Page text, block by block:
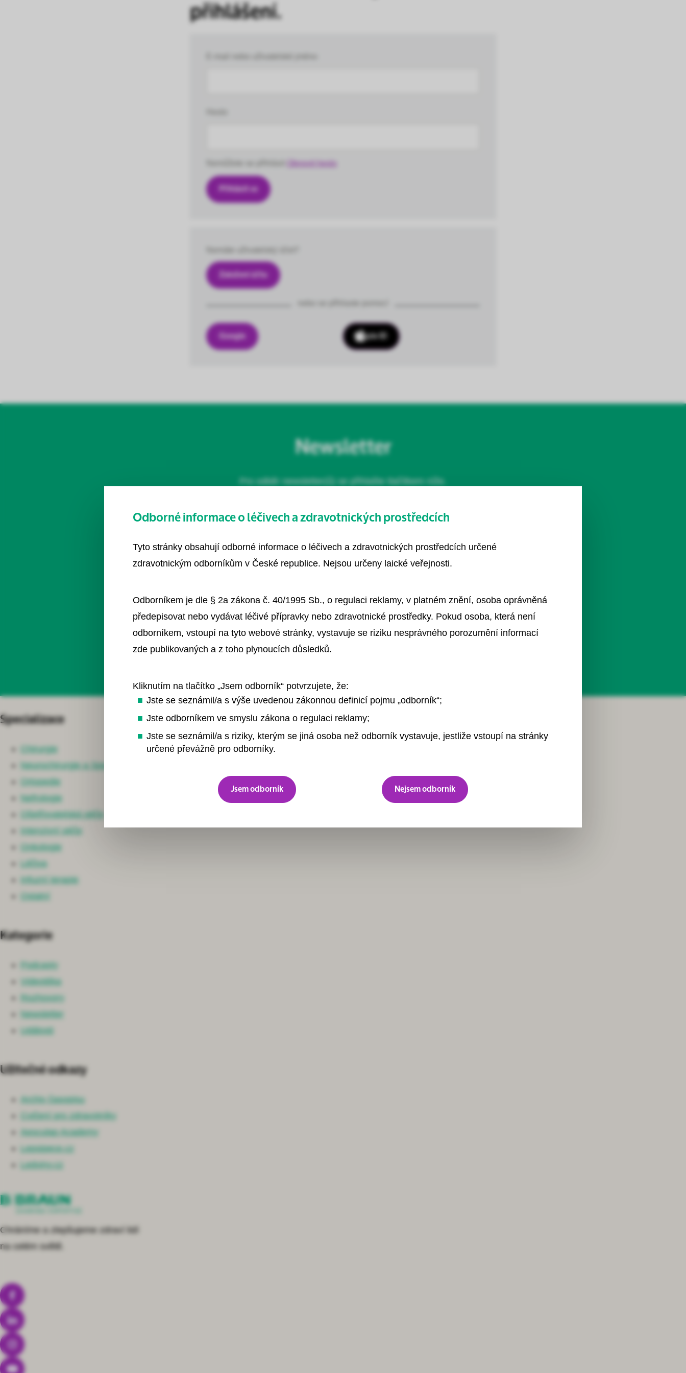
přihlášení.
Obnovit heslo
Apple ID
Newsletter
Pro odběr newsletter(ů) se přihlašte tlačítkem níže.
1x měsíčně
Přihlásit se k odběru
Chráníme a zlepšujeme zdraví lidí
na celém světě.
Specializace
Chirurgie
Neurochirurgie a Spondylochirurgie
Ortopedie
Nefrologie
Ošetřovatelská péče
Intenzivní péče
Onkologie
Léčiva
Infuzní terapie
Ostatní
Kategorie
Podcasty
Videotéka
Rozhovory
Newsletter
Události
Užitečné odkazy
Archiv časopisu
Cvičení pro zdravotníky
Aesculap Academy
Lepsipece.cz
Ledviny.cz
Odborné informace o léčivech a zdravotnických prostředcích
Tyto stránky obsahují odborné informace o léčivech a zdravotnických prostředcích určené
zdravotnickým odborníkům v České republice. Nejsou určeny laické veřejnosti.
Odborníkem je dle § 2a zákona č. 40/1995 Sb., o regulaci reklamy, v platném znění, osoba oprávněná
předepisovat nebo vydávat léčivé přípravky nebo zdravotnické prostředky. Pokud osoba, která není
odborníkem, vstoupí na tyto webové stránky, vystavuje se riziku nesprávného porozumění informací
zde publikovaných a z toho plynoucích důsledků.
Kliknutím na tlačítko „Jsem odborník“ potvrzujete, že:
Jste se seznámil/a s výše uvedenou zákonnou definicí pojmu „odborník“;
Jste odborníkem ve smyslu zákona o regulaci reklamy;
Jste se seznámil/a s riziky, kterým se jiná osoba než odborník vystavuje, jestliže vstoupí na stránky
určené převážně pro odborníky.
Jsem odborník Nejsem odborník